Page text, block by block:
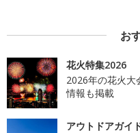
お
花火特集2026
2026年の花火大
情報も掲載
アウトドアガイ